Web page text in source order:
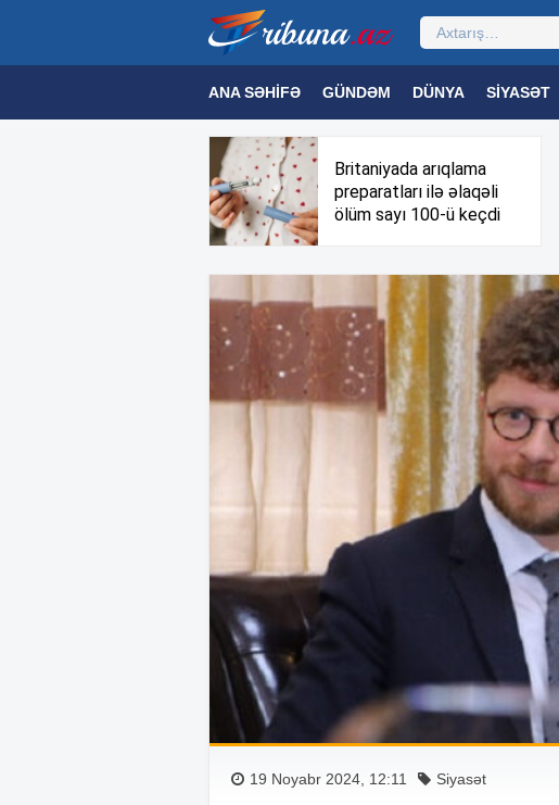
ANA SƏHIFƏ GÜNDƏM DÜNYA SIYASƏT
MƏDƏNIYYƏT
Britaniyada arıqlama
preparatları ilə əlaqəli
ölüm sayı 100-ü keçdi
19 Noyabr 2024, 12:11 Siyasət